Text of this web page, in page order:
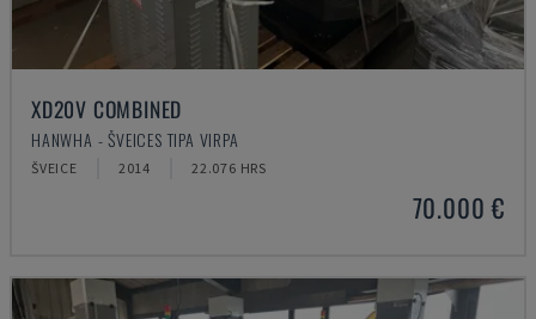
XD20V COMBINED
HANWHA - ŠVEICES TIPA VIRPA
ŠVEICE 2014 22.076 HRS
70.000 €